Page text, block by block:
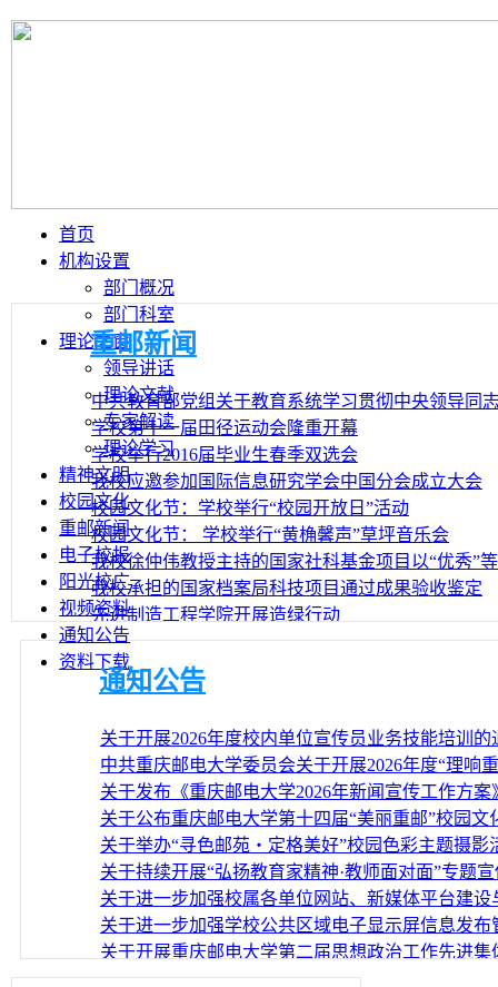
首页
机构设置
部门概况
部门科室
理论之窗
领导讲话
理论文献
专家解读
理论学习
精神文明
校园文化
重邮新闻
电子校报
阳光校广
视频资料
通知公告
资料下载
重邮新闻
中共教育部党组关于教育系统学习贯彻中央领导同
学校第十一届田径运动会隆重开幕
学校举行2016届毕业生春季双选会
我校应邀参加国际信息研究学会中国分会成立大会
校园文化节：学校举行“校园开放日”活动
校园文化节： 学校举行“黄桷馨声”草坪音乐会
我校徐仲伟教授主持的国家社科基金项目以“优秀”
我校承担的国家档案局科技项目通过成果验收鉴定
先进制造工程学院开展造绿行动
通知公告
关于开展2026年度校内单位宣传员业务技能培训的
中共重庆邮电大学委员会关于开展2026年度“理响
活动的通知
关于发布《重庆邮电大学2026年新闻宣传工作方案
关于公布重庆邮电大学第十四届“美丽重邮”校园文
案的通知
关于举办“寻色邮苑・定格美好”校园色彩主题摄影
关于持续开展“弘扬教育家精神·教师面对面”专题
关于进一步加强校属各单位网站、新媒体平台建设
知
关于进一步加强学校公共区域电子显示屏信息发布
关于开展重庆邮电大学第二届思想政治工作先进集
的通知
关于开展2025年度新闻宣传工作先进个人评选的通